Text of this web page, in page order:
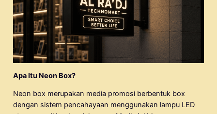
Apa Itu Neon Box?
Neon box merupakan media promosi berbentuk box
dengan sistem pencahayaan menggunakan lampu LED